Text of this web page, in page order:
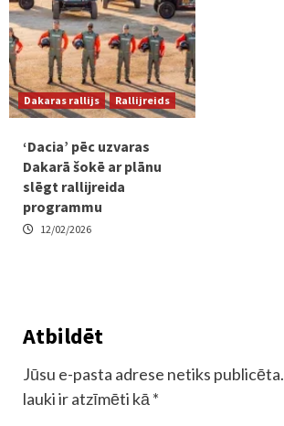
Dakaras rallijs Rallijreids
‘Dacia’ pēc uzvaras
Dakarā šokē ar plānu
slēgt rallijreida
programmu
12/02/2026
Atbildēt
Jūsu e-pasta adrese netiks publicēta.
lauki ir atzīmēti kā *